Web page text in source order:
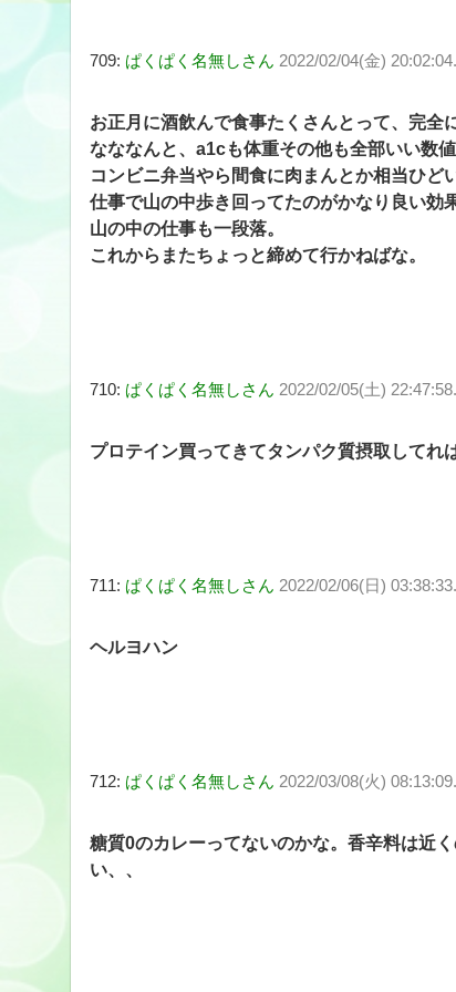
709: ぱくぱく名無しさん 2022/02/04(金)
お正月に酒飲んで食事たくさんとって、完全
なななんと、a1cも体重その他も全部いい数
コンビニ弁当やら間食に肉まんとか相当ひど
仕事で山の中歩き回ってたのがかなり良い効
山の中の仕事も一段落。
これからまたちょっと締めて行かねばな。
710: ぱくぱく名無しさん 2022/02/05(土)
プロテイン買ってきてタンパク質摂取してれ
711: ぱくぱく名無しさん 2022/02/06(日)
ヘルヨハン
712: ぱくぱく名無しさん 2022/03/08(火)
糖質0のカレーってないのかな。香辛料は近
い、、